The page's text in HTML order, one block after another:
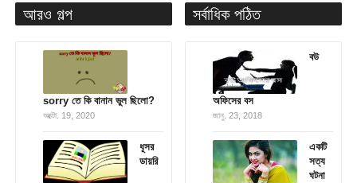
আরও গল্প
sorry তে কি বানান ভুল ছিলো?
অক্টো. 19, 2020
ধূসর
ডায়রি
সর্বাধিক পঠিত
বউ
অফিসের বস
জানু. 23, 2018
একটি
সত্য
ঘটনা